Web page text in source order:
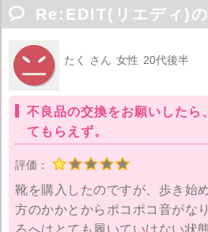
だいたい低価格服を扱っている通
名
です。環境にもお肌にも優し
ワンピースなどの取り扱いもあり
「流行りものを取り入れたいけ
性に人気なのも納得です。元々
め、大人ギャルを感じさせる服が
主な利用層は20代の若い女性が
ションを楽しむ30代の女性も増
 Re:EDIT(リエディ)の
たく さん 女性 20代後半
不良品の交換をお願いしたら
てもらえず。
評価：
靴を購入したのですが、歩き始
方のかかとからポコポコ音がな